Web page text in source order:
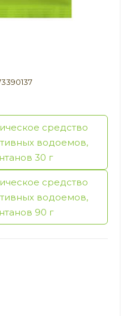
средство
водоемов,
30 г
средство
водоемов,
90 г